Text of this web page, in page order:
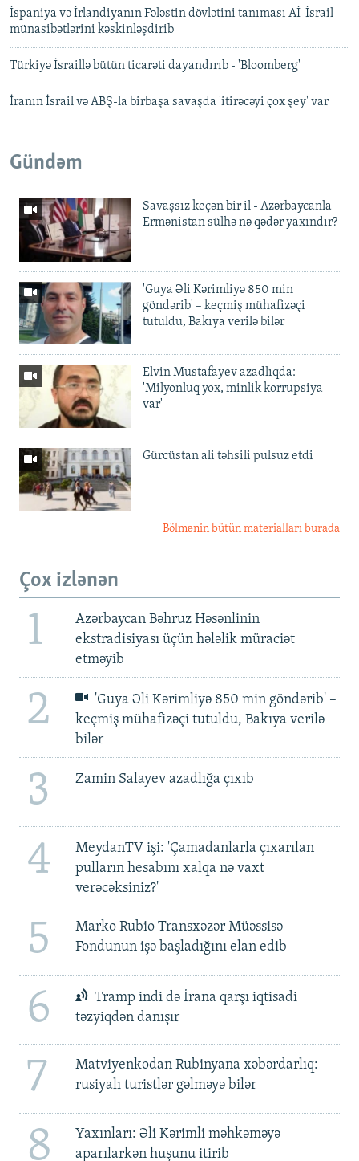
İspaniya və İrlandiyanın Fələstin dövlətini tanıması Aİ-İsrail
münasibətlərini kəskinləşdirib
Türkiyə İsraillə bütün ticarəti dayandırıb - 'Bloomberg'
İranın İsrail və ABŞ-la birbaşa savaşda 'itirəcəyi çox şey' var
Gündəm
Savaşsız keçən bir il - Azərbaycanla
Ermənistan sülhə nə qədər yaxındır?
'Guya Əli Kərimliyə 850 min
göndərib' – keçmiş mühafizəçi
tutuldu, Bakıya verilə bilər
Elvin Mustafayev azadlıqda:
'Milyonluq yox, minlik korrupsiya
var'
Gürcüstan ali təhsili pulsuz etdi
Bölmənin bütün materialları burada
Çox izlənən
1
Azərbaycan Bəhruz Həsənlinin
ekstradisiyası üçün hələlik müraciət
etməyib
2
'Guya Əli Kərimliyə 850 min göndərib' –
keçmiş mühafizəçi tutuldu, Bakıya verilə
bilər
3 Zamin Salayev azadlığa çıxıb
4
MeydanTV işi: 'Çamadanlarla çıxarılan
pulların hesabını xalqa nə vaxt
verəcəksiniz?'
5
Marko Rubio Transxəzər Müəssisə
Fondunun işə başladığını elan edib
6
Tramp indi də İrana qarşı iqtisadi
təzyiqdən danışır
7
Matviyenkodan Rubinyana xəbərdarlıq:
rusiyalı turistlər gəlməyə bilər
8
Yaxınları: Əli Kərimli məhkəməyə
aparılarkən huşunu itirib